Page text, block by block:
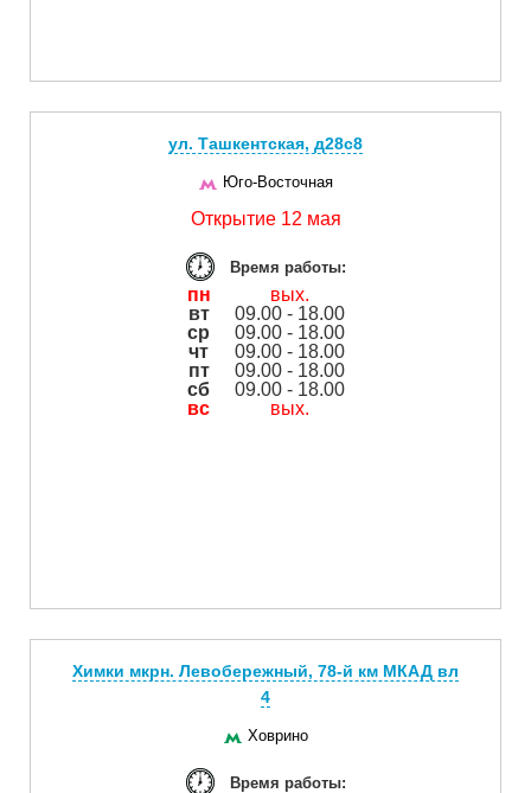
ул. Ташкентская, д28с8
Юго-Восточная
Открытие 12 мая
Время работы:
пн
вых.
вт
09.00 - 18.00
ср
09.00 - 18.00
чт
09.00 - 18.00
пт
09.00 - 18.00
сб
09.00 - 18.00
вс
вых.
Химки мкрн. Левобережный, 78-й км МКАД вл
4
Ховрино
Время работы: